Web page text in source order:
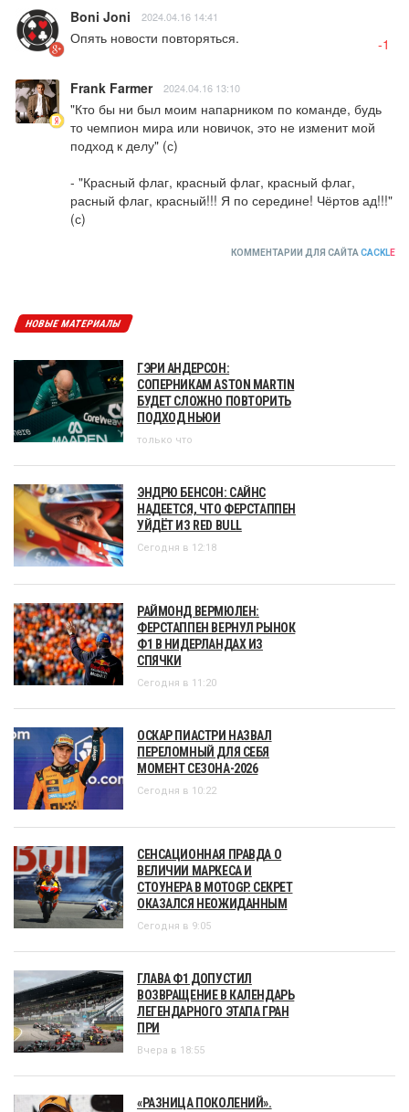
Boni Joni 2024.04.16 14:41
Опять новости повторяться. -1
Frank Farmer 2024.04.16 13:10
"Кто бы ни был моим напарником по команде, будь
то чемпион мира или новичок, это не изменит мой
подход к делу" (с)
- "Красный флаг, красный флаг, красный флаг,
расный флаг, красный!!! Я по середине! Чёртов ад!!!"
(с)
КОММЕНТАРИИ ДЛЯ САЙТА CACKLE
НОВЫЕ МАТЕРИАЛЫ
ГЭРИ АНДЕРСОН:
СОПЕРНИКАМ ASTON MARTIN
БУДЕТ СЛОЖНО ПОВТОРИТЬ
ПОДХОД НЬЮИ
только что
ЭНДРЮ БЕНСОН: САЙНС
НАДЕЕТСЯ, ЧТО ФЕРСТАППЕН
УЙДЁТ ИЗ RED BULL
Сегодня в 12:18
РАЙМОНД ВЕРМЮЛЕН:
ФЕРСТАППЕН ВЕРНУЛ РЫНОК
Ф1 В НИДЕРЛАНДАХ ИЗ
СПЯЧКИ
Сегодня в 11:20
ОСКАР ПИАСТРИ НАЗВАЛ
ПЕРЕЛОМНЫЙ ДЛЯ СЕБЯ
МОМЕНТ СЕЗОНА-2026
Сегодня в 10:22
СЕНСАЦИОННАЯ ПРАВДА О
ВЕЛИЧИИ МАРКЕСА И
СТОУНЕРА В MOTOGP. СЕКРЕТ
ОКАЗАЛСЯ НЕОЖИДАННЫМ
Сегодня в 9:05
ГЛАВА Ф1 ДОПУСТИЛ
ВОЗВРАЩЕНИЕ В КАЛЕНДАРЬ
ЛЕГЕНДАРНОГО ЭТАПА ГРАН
ПРИ
Вчера в 18:55
«РАЗНИЦА ПОКОЛЕНИЙ».